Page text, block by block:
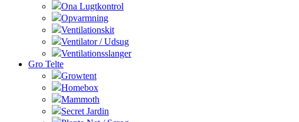
Ona Lugtkontrol
Opvarmning
Ventilationskit
Ventilator / Udsug
Ventilationsslanger
Gro Telte
Growtent
Homebox
Mammoth
Secret Jardin